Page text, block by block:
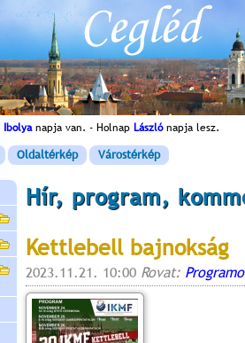
Ibolyanapja van. - Holnap Lászlónapja lesz.
Oldaltérkép Várostérkép
Hír, program,
Kettlebell bajnokság
2023.11.21. 10:00 Rovat: